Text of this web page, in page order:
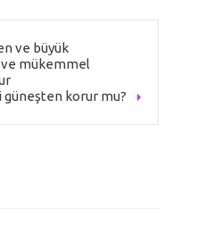
ve büyük
mükemmel
güneşten korur mu?